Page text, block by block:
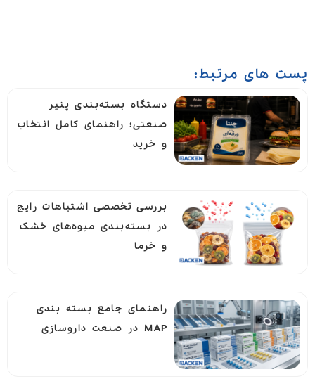
پست های مرتبط:
دستگاه بسته‌بندی پنیر
صنعتی؛ راهنمای کامل انتخاب
و خرید
بررسی تخصصی اشتباهات رایج
در بسته‌بندی میوه‌های خشک
و خرما
راهنمای جامع بسته بندی
MAP در صنعت داروسازی